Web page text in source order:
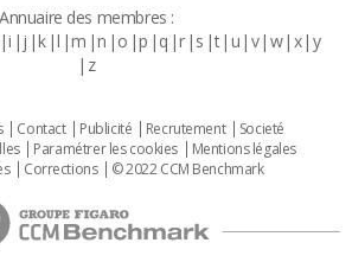
Annuaire des membres :
i j k l m n o p q r s t u v w x y
z
Contact Publicité Recrutement
Societé
Paramétrer les cookies
Mentions légales
Corrections © 2022 CCM Benchmark